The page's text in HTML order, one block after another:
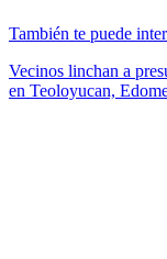
También te puede
Vecinos linchan a
en Teoloyucan,